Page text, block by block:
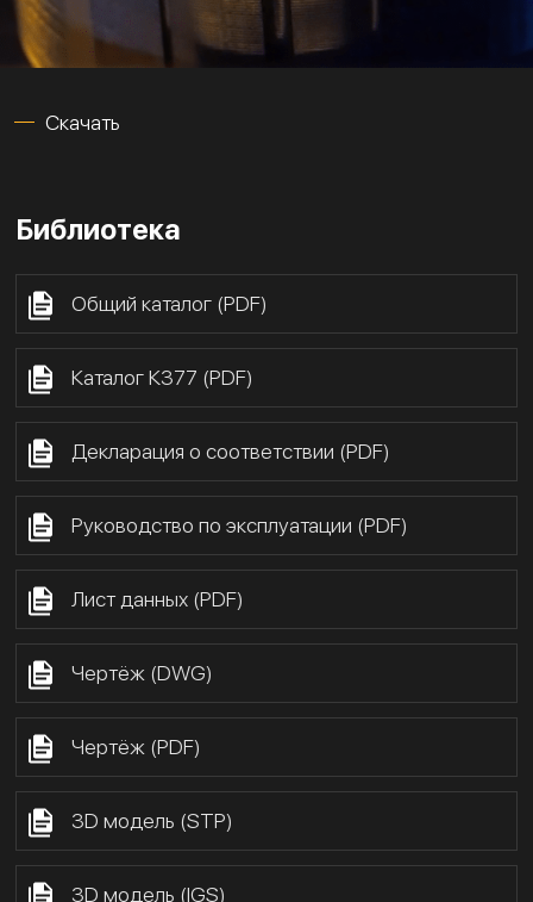
Скачать
Библиотека
Общий каталог (PDF)
Каталог К377 (PDF)
Декларация о соответствии (PDF)
Руководство по эксплуатации (PDF)
Лист данных (PDF)
Чертёж (DWG)
Чертёж (PDF)
3D модель (STP)
3D модель (IGS)